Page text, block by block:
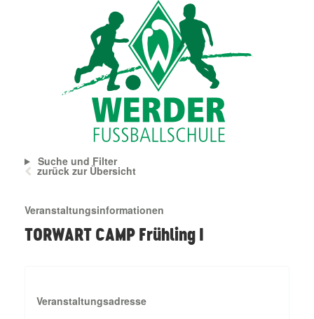
Suche und Filter
zurück zur Übersicht
Veranstaltungsinformationen
TORWART CAMP Frühling I
Veranstaltungsadresse